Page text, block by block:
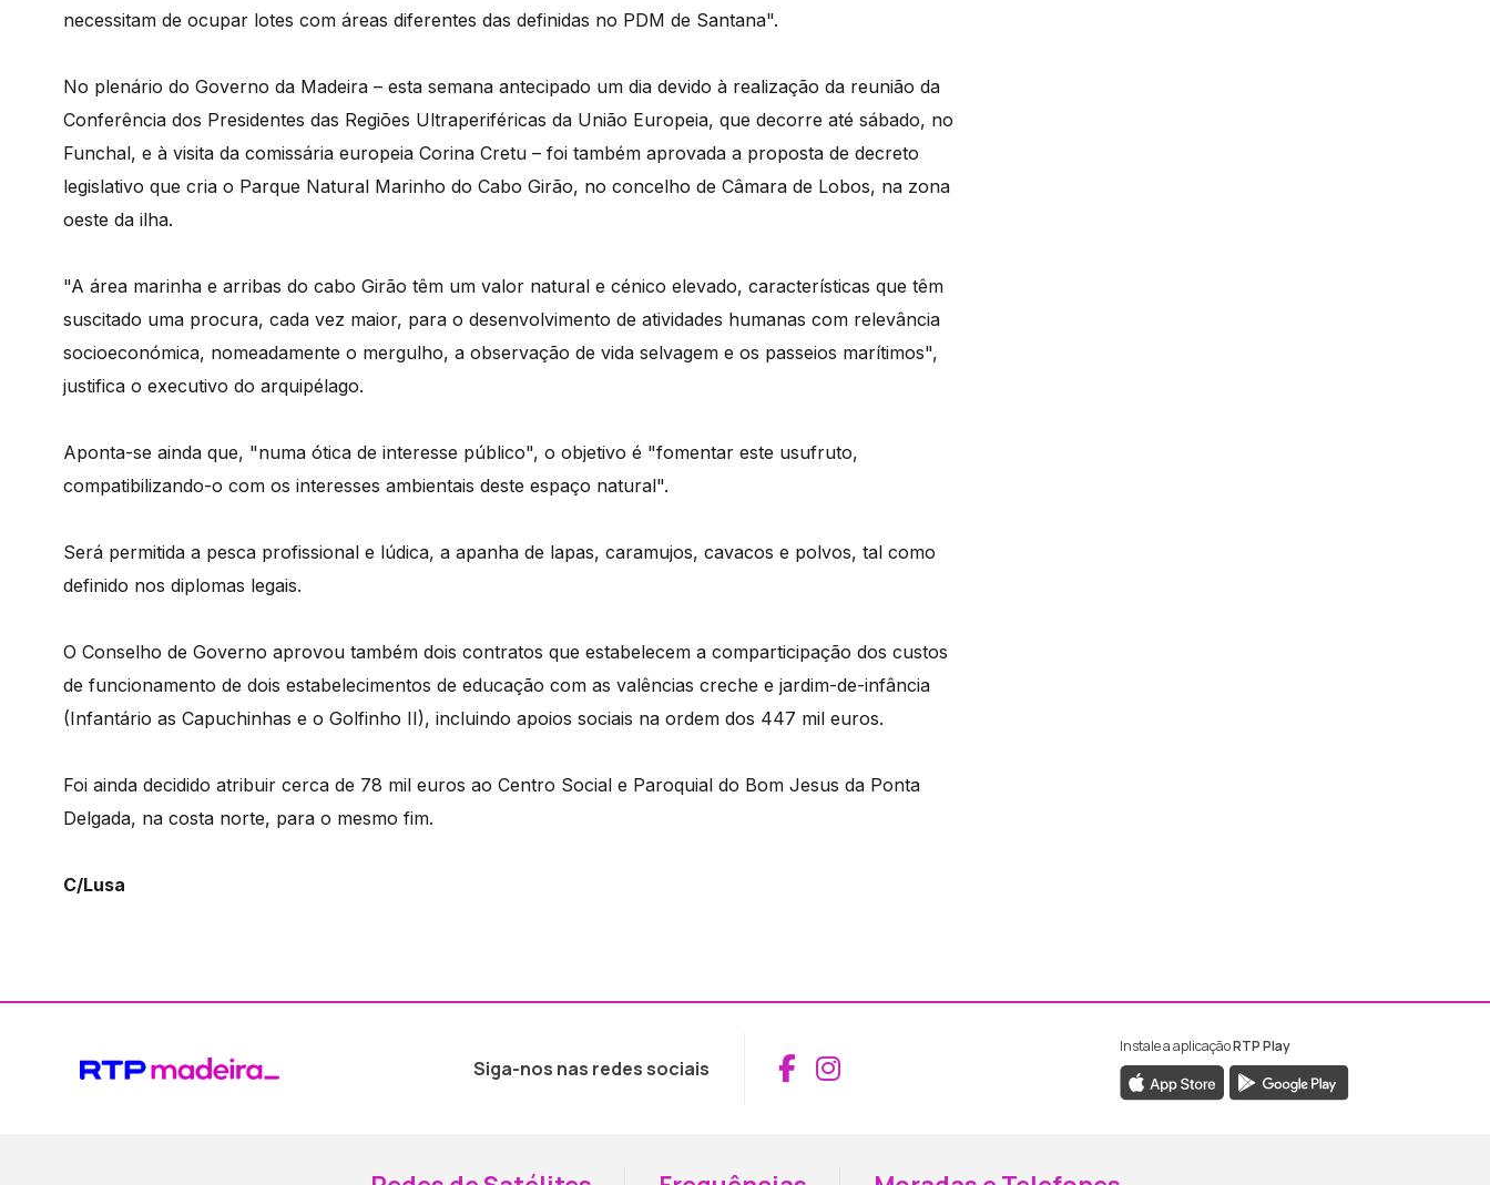
necessitam de ocupar lotes com áreas diferentes das definidas no PDM de Santana".
No plenário do Governo da Madeira – esta semana antecipado um dia devido à realização da reunião da
Conferência dos Presidentes das Regiões Ultraperiféricas da União Europeia, que decorre até sábado, no
Funchal, e à visita da comissária europeia Corina Cretu – foi também aprovada a proposta de decreto
legislativo que cria o Parque Natural Marinho do Cabo Girão, no concelho de Câmara de Lobos, na zona
oeste da ilha.
"A área marinha e arribas do cabo Girão têm um valor natural e cénico elevado, características que têm
suscitado uma procura, cada vez maior, para o desenvolvimento de atividades humanas com relevância
socioeconómica, nomeadamente o mergulho, a observação de vida selvagem e os passeios marítimos",
justifica o executivo do arquipélago.
Aponta-se ainda que, "numa ótica de interesse público", o objetivo é "fomentar este usufruto,
compatibilizando-o com os interesses ambientais deste espaço natural".
Será permitida a pesca profissional e lúdica, a apanha de lapas, caramujos, cavacos e polvos, tal como
definido nos diplomas legais.
O Conselho de Governo aprovou também dois contratos que estabelecem a comparticipação dos custos
de funcionamento de dois estabelecimentos de educação com as valências creche e jardim-de-infância
(Infantário as Capuchinhas e o Golfinho II), incluindo apoios sociais na ordem dos 447 mil euros.
Foi ainda decidido atribuir cerca de 78 mil euros ao Centro Social e Paroquial do Bom Jesus da Ponta
Delgada, na costa norte, para o mesmo fim.
C/Lusa
Siga-nos nas redes sociais Aceder ao Facebook da RTP Madeira
Aceder ao Instagram da RTP Madeira
Instale a aplicaçãoRTP Play